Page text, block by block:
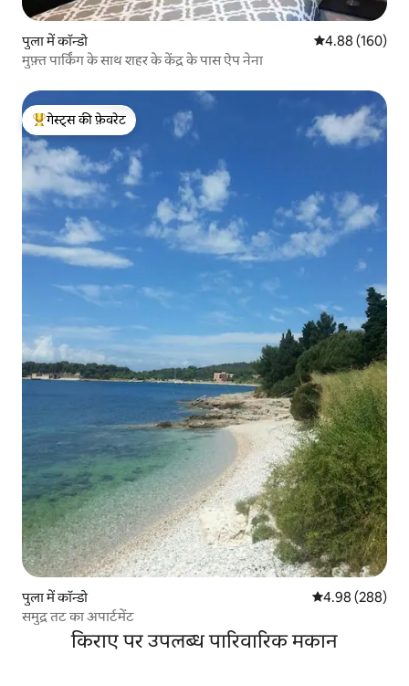
पुला में कॉन्डो औसत रेटिंग 5 में से
4.88 (160)
मुफ़्त पार्किंग के साथ शहर के केंद्र के पास ऐप नेना
गेस्ट्स का टॉप फ़ेवरेट
गेस्ट्स की फ़ेवरेट
पुला में कॉन्डो औसत रेटिंग 5 में से
4.98 (288)
समुद्र तट का अपार्टमेंट
किराए पर उपलब्ध पारिवारिक मकान